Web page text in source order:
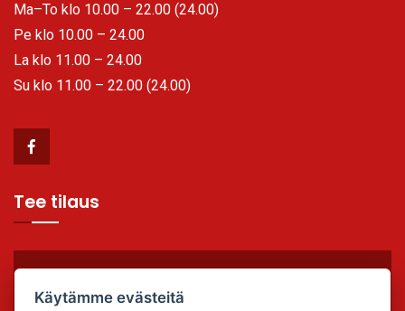
Ma–To klo 10.00 – 22.00 (24.00)
Pe klo 10.00 – 24.00
La klo 11.00 – 24.00
Su klo 11.00 – 22.00 (24.00)
Tee tilaus
Käytämme evästeitä